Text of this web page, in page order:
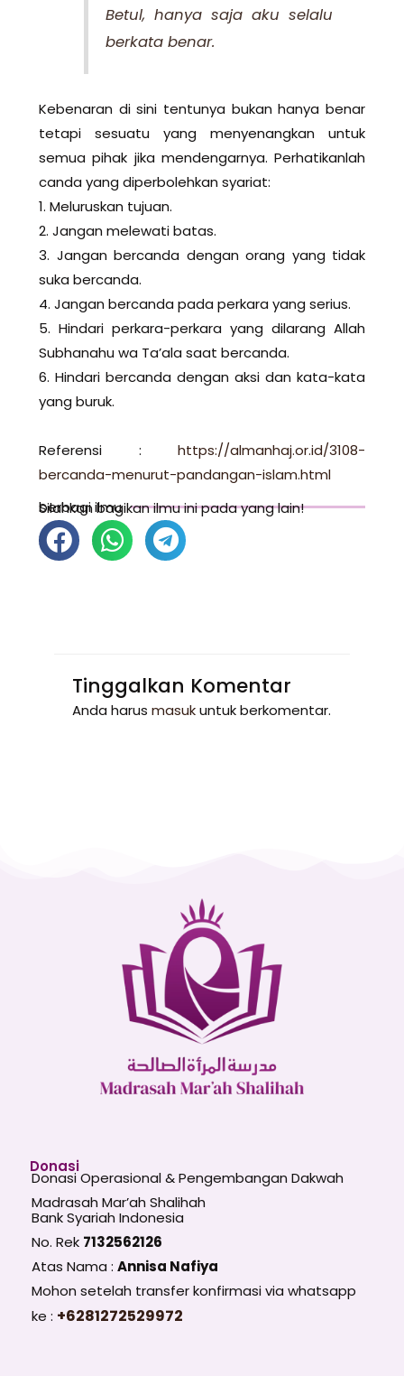
Betul, hanya saja aku selalu
berkata benar.
Kebenaran di sini tentunya bukan hanya benar
tetapi sesuatu yang menyenangkan untuk
semua pihak jika mendengarnya. Perhatikanlah
canda yang diperbolehkan syariat:
1. Meluruskan tujuan.
2. Jangan melewati batas.
3. Jangan bercanda dengan orang yang tidak
suka bercanda.
4. Jangan bercanda pada perkara yang serius.
5. Hindari perkara-perkara yang dilarang Allah
Subhanahu wa Ta’ala saat bercanda.
6. Hindari bercanda dengan aksi dan kata-kata
yang buruk.
Referensi : https://almanhaj.or.id/3108-
bercanda-menurut-pandangan-islam.html
berbagi ilmu
Silahkan bagikan ilmu ini pada yang lain!
Tinggalkan Komentar
Anda harus masukuntuk berkomentar.
Donasi
Donasi Operasional & Pengembangan Dakwah
Madrasah Mar’ah Shalihah
Bank Syariah Indonesia
No. Rek 7132562126
Atas Nama : Annisa Nafiya
Mohon setelah transfer konfirmasi via whatsapp
ke : +6281272529972